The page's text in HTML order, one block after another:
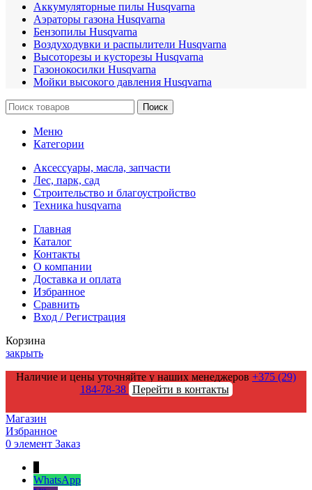
Аккумуляторные пилы Husqvarna
Аэраторы газона Husqvarna
Бензопилы Husqvarna
Воздуходувки и распылители Husqvarna
Высоторезы и кусторезы Husqvarna
Газонокосилки Husqvarna
Мойки высокого давления Husqvarna
Поиск
Меню
Категории
Аксессуары, масла, запчасти
Лес, парк, сад
Строительство и благоустройство
Техника husqvarna
Главная
Каталог
Контакты
О компании
Доставка и оплата
Избранное
Сравнить
Вход / Регистрация
Корзина
закрыть
Наличие и цены уточняйте у наших менеджеров +375 (29)
184-78-38 Перейти в контакты
Магазин
Избранное
0 элемент Заказ
WhatsApp